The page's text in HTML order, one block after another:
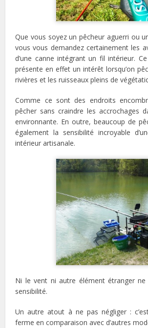
Que vous soyez un pêcheur aguerri ou
vous vous demandez certainement les
d’une canne intégrant un fil intérieur.
présente en effet un intérêt lorsqu’on
rivières et les ruisseaux pleins de
Comme ce sont des endroits
pêcher sans craindre les accrochages
environnante. En outre, beaucoup de
également la sensibilité incroyable
intérieur artisanale.
Ni le vent ni autre élément étranger ne
sensibilité.
Un autre atout à ne pas négliger :
ferme en comparaison avec d’autres